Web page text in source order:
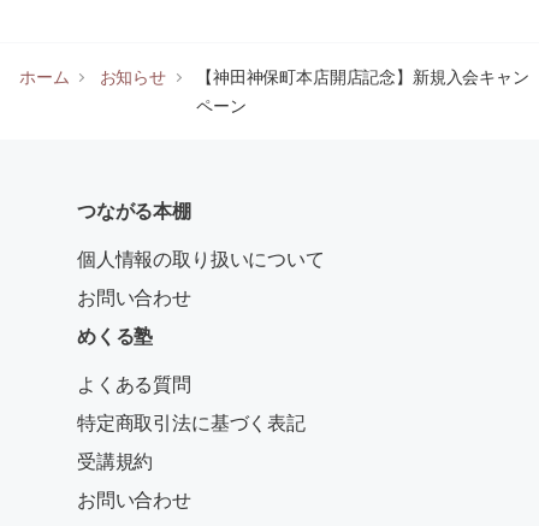
ホーム お知らせ
【神田神保町本店開店記念】新規入会キャン
ペーン
つながる本棚
個人情報の取り扱いについて
お問い合わせ
めくる塾
よくある質問
特定商取引法に基づく表記
受講規約
お問い合わせ